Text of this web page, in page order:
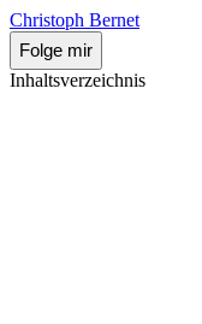
Christoph Bernet
Folge mir
Inhaltsverzeichnis